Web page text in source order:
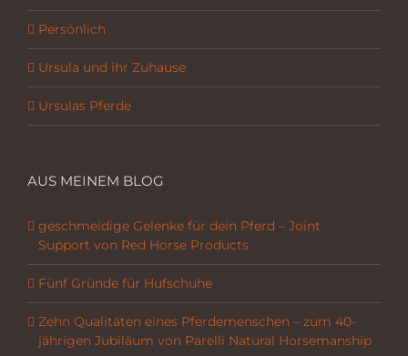
Persönlich
Ursula und ihr Zuhause
Ursulas Pferde
AUS MEINEM BLOG
geschmeidige Gelenke für dein Pferd – Joint
Support von Red Horse Products
Fünf Gründe für Hufschuhe
Zehn Qualitäten eines Pferdemenschen – zum 40-
jährigen Jubiläum von Parelli Natural Horsemanship